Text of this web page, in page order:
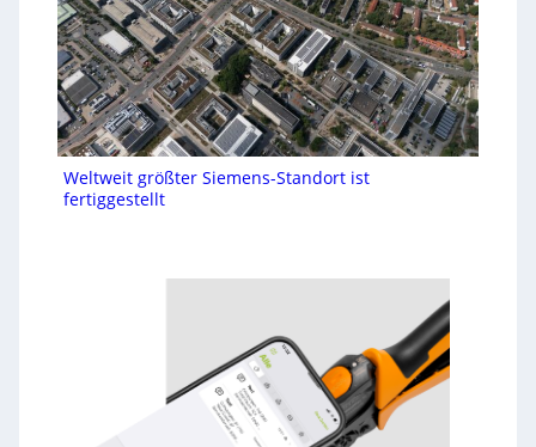
Weltweit größter Siemens-Standort ist
fertiggestellt